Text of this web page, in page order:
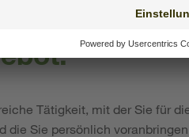
Tätigkeit, mit der Sie für
die Sie persönlich